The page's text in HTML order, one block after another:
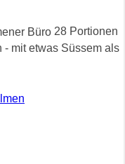
28 Portionen
- mit etwas Süssem als